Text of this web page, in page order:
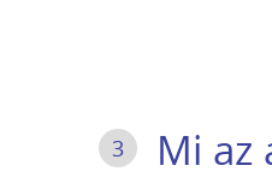
3 Mi az